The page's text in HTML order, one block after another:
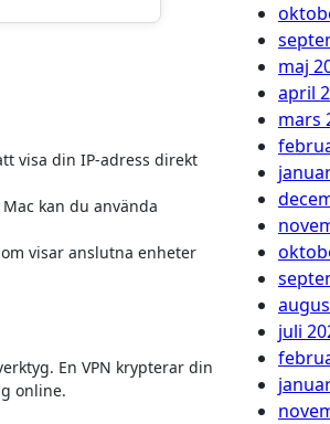
visa din IP-adress direkt
kan du använda
visar anslutna enheter
En VPN krypterar din
online.
maj
april
mars
juli